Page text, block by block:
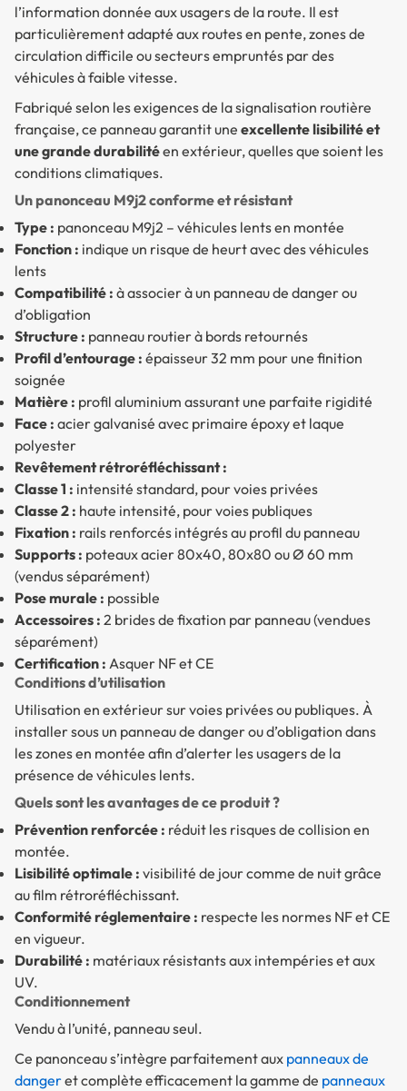
l’information donnée aux usagers de la route. Il est
particulièrement adapté aux routes en pente, zones de
circulation difficile ou secteurs empruntés par des
véhicules à faible vitesse.
Fabriqué selon les exigences de la signalisation routière
française, ce panneau garantit une excellente lisibilité et
une grande durabilitéen extérieur, quelles que soient les
conditions climatiques.
Un panonceau M9j2 conforme et résistant
Type : panonceau M9j2 – véhicules lents en montée
Fonction : indique un risque de heurt avec des véhicules
lents
Compatibilité : à associer à un panneau de danger ou
d’obligation
Structure : panneau routier à bords retournés
Profil d’entourage : épaisseur 32 mm pour une finition
soignée
Matière : profil aluminium assurant une parfaite rigidité
Face : acier galvanisé avec primaire époxy et laque
polyester
Revêtement rétroréfléchissant :
Classe 1 : intensité standard, pour voies privées
Classe 2 : haute intensité, pour voies publiques
Fixation : rails renforcés intégrés au profil du panneau
Supports : poteaux acier 80x40, 80x80 ou Ø 60 mm
(vendus séparément)
Pose murale : possible
Accessoires : 2 brides de fixation par panneau (vendues
séparément)
Certification : Asquer NF et CE
Conditions d’utilisation
Utilisation en extérieur sur voies privées ou publiques. À
installer sous un panneau de danger ou d’obligation dans
les zones en montée afin d’alerter les usagers de la
présence de véhicules lents.
Quels sont les avantages de ce produit ?
Prévention renforcée : réduit les risques de collision en
montée.
Lisibilité optimale : visibilité de jour comme de nuit grâce
au film rétroréfléchissant.
Conformité réglementaire : respecte les normes NF et CE
en vigueur.
Durabilité : matériaux résistants aux intempéries et aux
UV.
Conditionnement
Vendu à l’unité, panneau seul.
Ce panonceau s’intègre parfaitement aux panneaux de
dangeret complète efficacement la gamme de panneaux